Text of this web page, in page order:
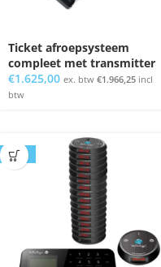
Ticket afroepsysteem
compleet met transmitter
€1.625,00 ex. btw €1.966,25 incl
btw
SALE